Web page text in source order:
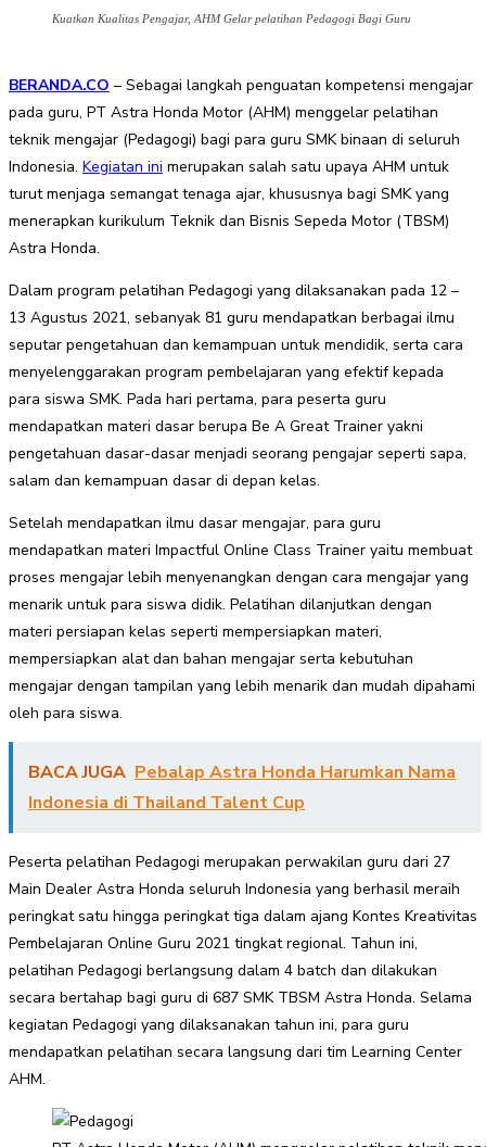
Kuatkan Kualitas Pengajar, AHM Gelar pelatihan Pedagogi Bagi Guru
BERANDA.CO – Sebagai langkah penguatan kompetensi mengajar
pada guru, PT Astra Honda Motor (AHM) menggelar pelatihan
teknik mengajar (Pedagogi) bagi para guru SMK binaan di seluruh
Indonesia. Kegiatan ini merupakan salah satu upaya AHM untuk
turut menjaga semangat tenaga ajar, khususnya bagi SMK yang
menerapkan kurikulum Teknik dan Bisnis Sepeda Motor (TBSM)
Astra Honda.
Dalam program pelatihan Pedagogi yang dilaksanakan pada 12 –
13 Agustus 2021, sebanyak 81 guru mendapatkan berbagai ilmu
seputar pengetahuan dan kemampuan untuk mendidik, serta cara
menyelenggarakan program pembelajaran yang efektif kepada
para siswa SMK. Pada hari pertama, para peserta guru
mendapatkan materi dasar berupa Be A Great Trainer yakni
pengetahuan dasar-dasar menjadi seorang pengajar seperti sapa,
salam dan kemampuan dasar di depan kelas.
Setelah mendapatkan ilmu dasar mengajar, para guru
mendapatkan materi Impactful Online Class Trainer yaitu membuat
proses mengajar lebih menyenangkan dengan cara mengajar yang
menarik untuk para siswa didik. Pelatihan dilanjutkan dengan
materi persiapan kelas seperti mempersiapkan materi,
mempersiapkan alat dan bahan mengajar serta kebutuhan
mengajar dengan tampilan yang lebih menarik dan mudah dipahami
oleh para siswa.
BACA JUGA Pebalap Astra Honda Harumkan Nama
Indonesia di Thailand Talent Cup
Peserta pelatihan Pedagogi merupakan perwakilan guru dari 27
Main Dealer Astra Honda seluruh Indonesia yang berhasil meraih
peringkat satu hingga peringkat tiga dalam ajang Kontes Kreativitas
Pembelajaran Online Guru 2021 tingkat regional. Tahun ini,
pelatihan Pedagogi berlangsung dalam 4 batch dan dilakukan
secara bertahap bagi guru di 687 SMK TBSM Astra Honda. Selama
kegiatan Pedagogi yang dilaksanakan tahun ini, para guru
mendapatkan pelatihan secara langsung dari tim Learning Center
AHM.